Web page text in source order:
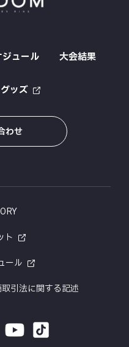
ジュール 大会結果
グッズ
わせ
ト
ール
引法に関する記述